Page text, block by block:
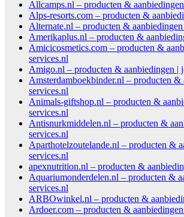
Allcamps.nl – producten &
Alps-resorts.com – producten &
Alternate.nl – producten &
Amerikaplus.nl – producten &
Amicicosmetics.com – producten &
services.nl
Amigo.nl – producten & aanbiedingen |
Amsterdamboekbinder.nl – producten &
services.nl
Animals-giftshop.nl – producten &
services.nl
Antisnurkmiddelen.nl – producten &
services.nl
Aparthotelzoutelande.nl – producten &
services.nl
apexnutrition.nl – producten &
Aquariumonderdelen.nl – producten &
services.nl
ARBOwinkel.nl – producten &
Ardoer.com – producten &